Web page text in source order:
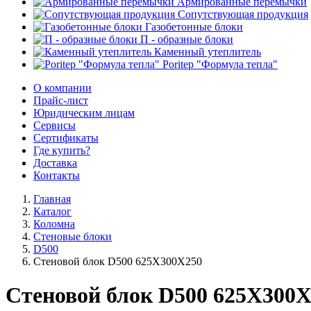
Сопутствующая продукция
Газобетонные блоки
П - образные блоки
Каменный утеплитель
Poritep "Формула тепла"
О компании
Прайс-лист
Юридическим лицам
Сервисы
Сертификаты
Где купить?
Доставка
Контакты
Главная
Каталог
Коломна
Стеновые блоки
D500
Стеновой блок D500 625Х300Х250
Стеновой блок D500